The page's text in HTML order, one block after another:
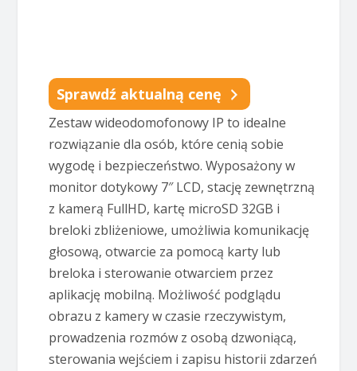
Sprawdź aktualną cenę
Zestaw wideodomofonowy IP to idealne
rozwiązanie dla osób, które cenią sobie
wygodę i bezpieczeństwo. Wyposażony w
monitor dotykowy 7″ LCD, stację zewnętrzną
z kamerą FullHD, kartę microSD 32GB i
breloki zbliżeniowe, umożliwia komunikację
głosową, otwarcie za pomocą karty lub
breloka i sterowanie otwarciem przez
aplikację mobilną. Możliwość podglądu
obrazu z kamery w czasie rzeczywistym,
prowadzenia rozmów z osobą dzwoniącą,
sterowania wejściem i zapisu historii zdarzeń